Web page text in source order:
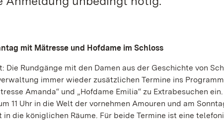
mit Mätresse und Hofdame im Schloss
Die Rundgänge mit den Damen aus der Geschichte von
immer wieder zusätzlichen Termine ins
Amanda“ und „Hofdame Emilia“ zu Extrabesuchen
11 Uhr in die Welt der vornehmen Amouren und am
in die königlichen Räume. Für beide Termine ist eine